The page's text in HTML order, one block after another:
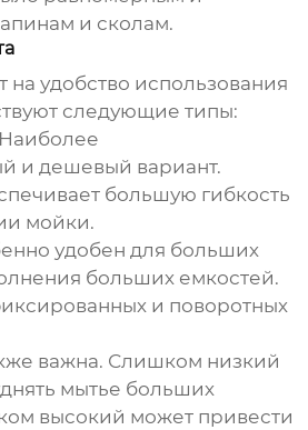
и сколам.
на удобство использования
следующие типы:
Наиболее
идешевый вариант.
большую гибкость
мойки.
удобен для больших
больших емкостей.
и поворотных
важна. Слишком низкий
мытье больших
высокий может привести